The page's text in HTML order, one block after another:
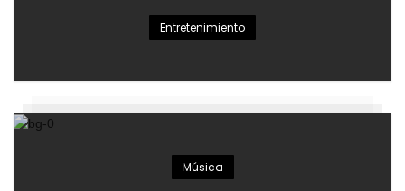
Entretenimiento
Música